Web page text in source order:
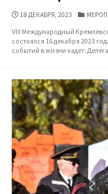
ДАТА
18 ДЕКАБРЯ, 2023
VIII Международный
состоялся 16 декабря 2023
событий в жизни кадет.